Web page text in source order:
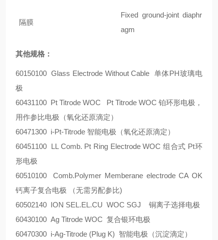
隔膜
Fixed ground-joint diaphr
agm
其他规格：
60150100 Glass Electrode Without Cable 单体PH玻璃电
极
60431100 Pt Titrode WOC Pt Titrode WOC 铂环形电极，
用作参比电极（氧化还原滴定）
60471300 i-Pt-Titrode 智能电极（氧化还原滴定）
60451100 LL Comb. Pt Ring Electrode WOC 组合式 Pt环
形电极
60510100 Comb.Polymer Memberane electrode CA OK
钙离子复合电极 （无需另配参比)
60502140 ION SEL.EL.CU WOC SGJ 铜离子选择电极
60430100 Ag Titrode WOC 复合银环电极
60470300 i-Ag-Titrode (Plug K) 智能电极（沉淀滴定）